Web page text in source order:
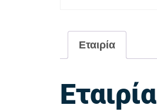
Εταιρία
Εταιρία